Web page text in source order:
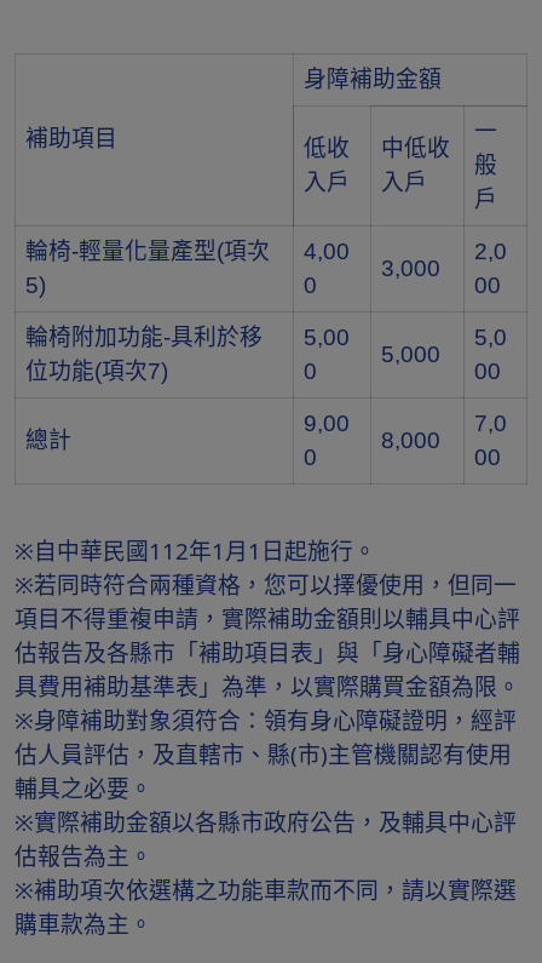
補助項目
身障補助金額
低收
入戶
中低收
入戶
一
般
戶
輪椅-輕量化量產型(項次
5)
4,00
0
3,000
2,0
00
輪椅附加功能-具利於移
位功能(項次7)
5,00
0
5,000
5,0
00
總計
9,00
0
8,000
7,0
00
※自中華民國112年1月1日起施行。
※若同時符合兩種資格，您可以擇優使用，但同一
項目不得重複申請，實際補助金額則以輔具中心評
估報告及各縣市「補助項目表」與「身心障礙者輔
具費用補助基準表」為準，以實際購買金額為限。
※身障補助對象須符合：領有身心障礙證明，經評
估人員評估，及直轄市、縣(市)主管機關認有使用
輔具之必要。
※實際補助金額以各縣市政府公告，及輔具中心評
估報告為主。
※補助項次依選構之功能車款而不同，請以實際選
購車款為主。